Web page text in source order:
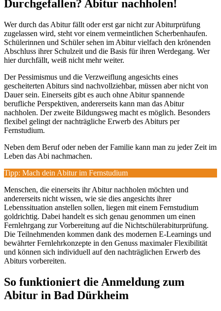
Durchgefallen? Abitur nachholen!
Wer durch das Abitur fällt oder erst gar nicht zur Abiturprüfung
zugelassen wird, steht vor einem vermeintlichen Scherbenhaufen.
Schülerinnen und Schüler sehen im Abitur vielfach den krönenden
Abschluss ihrer Schulzeit und die Basis für ihren Werdegang. Wer
hier durchfällt, weiß nicht mehr weiter.
Der Pessimismus und die Verzweiflung angesichts eines
gescheiterten Abiturs sind nachvollziehbar, müssen aber nicht von
Dauer sein. Einerseits gibt es auch ohne Abitur spannende
berufliche Perspektiven, andererseits kann man das Abitur
nachholen. Der zweite Bildungsweg macht es möglich. Besonders
flexibel gelingt der nachträgliche Erwerb des Abiturs per
Fernstudium.
Neben dem Beruf oder neben der Familie kann man zu jeder Zeit im
Leben das Abi nachmachen.
Tipp: Mach dein Abitur im Fernstudium
Menschen, die einerseits ihr Abitur nachholen möchten und
andererseits nicht wissen, wie sie dies angesichts ihrer
Lebenssituation anstellen sollen, liegen mit einem Fernstudium
goldrichtig. Dabei handelt es sich genau genommen um einen
Fernlehrgang zur Vorbereitung auf die Nichtschülerabiturprüfung.
Die Teilnehmenden kommen dank des modernen E-Learnings und
bewährter Fernlehrkonzepte in den Genuss maximaler Flexibilität
und können sich individuell auf den nachträglichen Erwerb des
Abiturs vorbereiten.
So funktioniert die Anmeldung zum
Abitur in Bad Dürkheim